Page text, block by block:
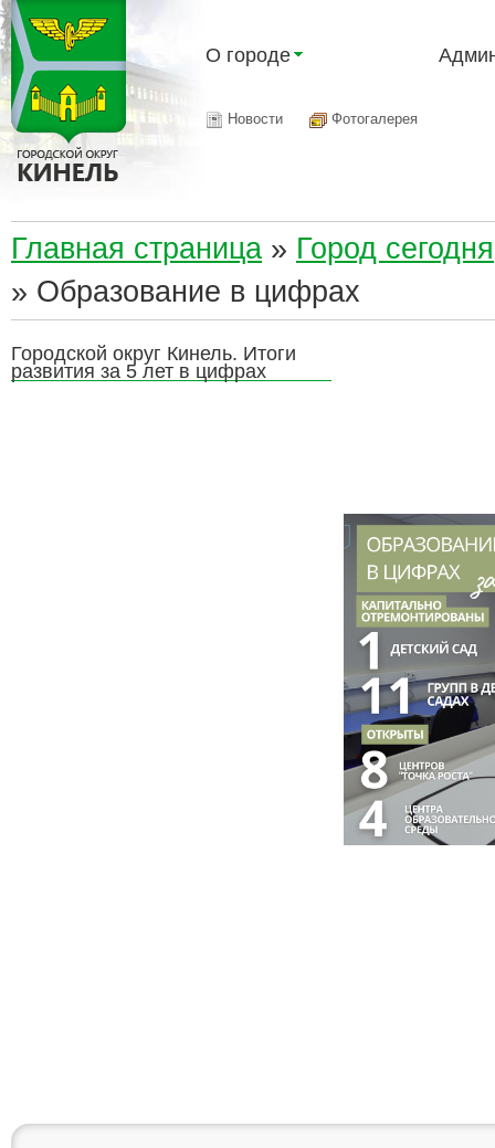
О городе
Новости Фотогалерея
Главная страница » Город сегодня
» Образование в цифрах
Городской округ Кинель. Итоги
развития за 5 лет в цифрах